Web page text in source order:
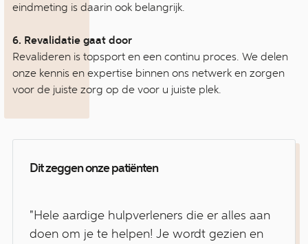
eindmeting is daarin ook belangrijk.
6. Revalidatie gaat door
Revalideren is topsport en een continu proces. We delen
onze kennis en expertise binnen ons netwerk en zorgen
voor de juiste zorg op de voor u juiste plek.
Dit zeggen onze patiënten
"Hele aardige hulpverleners die er alles aan
doen om je te helpen! Je wordt gezien en